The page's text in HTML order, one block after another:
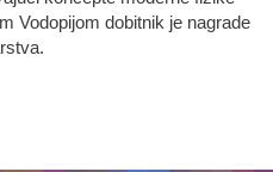
Vodopijom dobitnik je nagrade